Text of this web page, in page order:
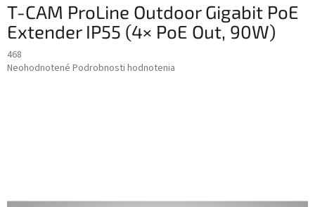
T-CAM ProLine Outdoor Gigabit PoE
Extender IP55 (4× PoE Out, 90W)
468
Priemerné
Neohodnotené Podrobnosti hodnotenia